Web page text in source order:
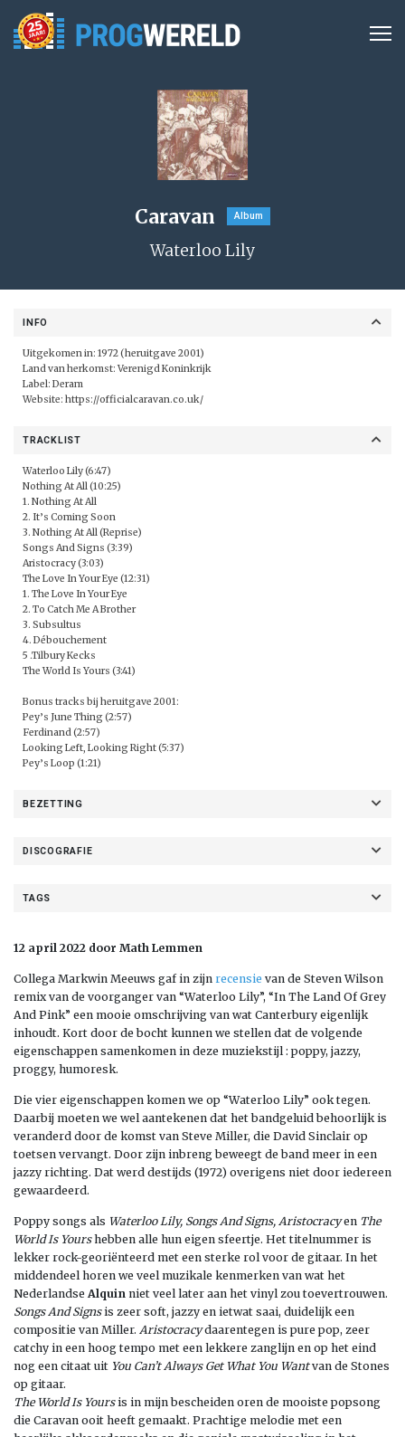
Caravan Album
Waterloo Lily
INFO
Uitgekomen in: 1972 (heruitgave 2001)
Land van herkomst: Verenigd Koninkrijk
Label: Deram
Website: https://officialcaravan.co.uk/
TRACKLIST
Waterloo Lily (6:47)
Nothing At All (10:25)
1. Nothing At All
2. It’s Coming Soon
3. Nothing At All (Reprise)
Songs And Signs (3:39)
Aristocracy (3:03)
The Love In Your Eye (12:31)
1. The Love In Your Eye
2. To Catch Me A Brother
3. Subsultus
4. Débouchement
5 .Tilbury Kecks
The World Is Yours (3:41)
Bonus tracks bij heruitgave 2001:
Pey’s June Thing (2:57)
Ferdinand (2:57)
Looking Left, Looking Right (5:37)
Pey’s Loop (1:21)
BEZETTING
DISCOGRAFIE
TAGS
12 april 2022 door Math Lemmen
Collega Markwin Meeuws gaf in zijn recensie van de Steven Wilson
remix van de voorganger van “Waterloo Lily”, “In The Land Of Grey
And Pink” een mooie omschrijving van wat Canterbury eigenlijk
inhoudt. Kort door de bocht kunnen we stellen dat de volgende
eigenschappen samenkomen in deze muziekstijl : poppy, jazzy,
proggy, humoresk.
Die vier eigenschappen komen we op “Waterloo Lily” ook tegen.
Daarbij moeten we wel aantekenen dat het bandgeluid behoorlijk is
veranderd door de komst van Steve Miller, die David Sinclair op
toetsen vervangt. Door zijn inbreng beweegt de band meer in een
jazzy richting. Dat werd destijds (1972) overigens niet door iedereen
gewaardeerd.
Poppy songs als Waterloo Lily, Songs And Signs, Aristocracyen The
World Is Yourshebben alle hun eigen sfeertje. Het titelnummer is
lekker rock-georiënteerd met een sterke rol voor de gitaar. In het
middendeel horen we veel muzikale kenmerken van wat het
Nederlandse Alquin niet veel later aan het vinyl zou toevertrouwen.
Songs And Signsis zeer soft, jazzy en ietwat saai, duidelijk een
compositie van Miller. Aristocracydaarentegen is pure pop, zeer
catchy in een hoog tempo met een lekkere zanglijn en op het eind
nog een citaat uit You Can’t Always Get What You Wantvan de Stones
op gitaar.
The World Is Yoursis in mijn bescheiden oren de mooiste popsong
die Caravan ooit heeft gemaakt. Prachtige melodie met een